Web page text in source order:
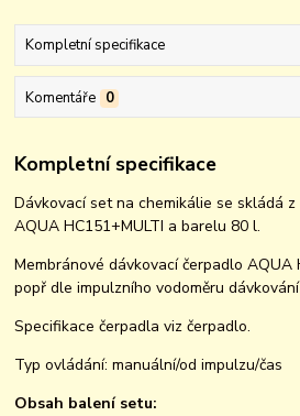
Kompletní specifikace
Komentáře 0
Kompletní specifikace
Dávkovací set na chemikálie se skládá
AQUA HC151+MULTI a barelu 80 l.
Membránové dávkovací čerpadlo
popř dle impulzního vodoměru
Specifikace čerpadla viz čerpadlo.
Typ ovládání: manuální/od impulzu/čas
Obsah balení setu: